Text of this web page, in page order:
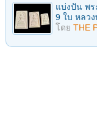
แบ่งปัน พร
9 ใบ หลว
โดย THE